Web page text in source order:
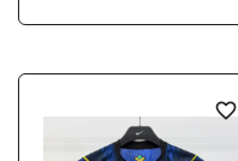
favorite_border